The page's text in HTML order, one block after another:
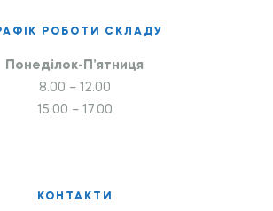
РОБОТИ СКЛАДУ
Понеділок-П’ятниця
8.00 – 12.00
15.00 – 17.00
КОНТАКТИ